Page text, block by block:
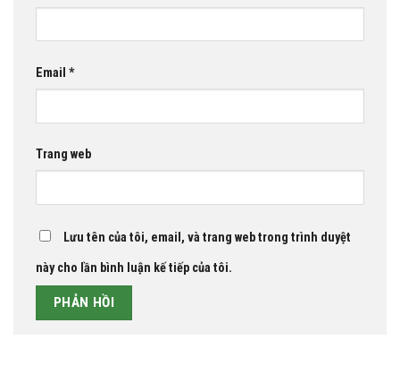
Email *
Trang web
Lưu tên của tôi, email, và trang web trong trình duyệt
này cho lần bình luận kế tiếp của tôi.